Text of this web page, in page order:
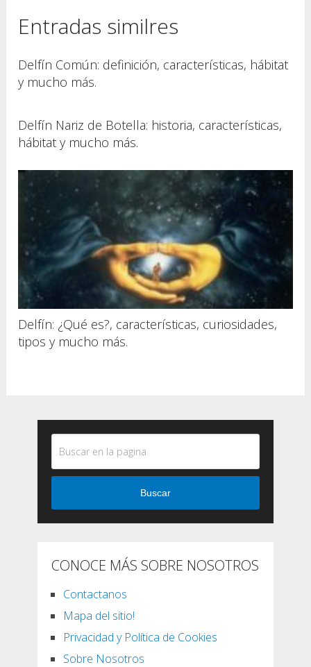
Entradas similres
Delfín Común: definición, características, hábitat
y mucho más.
Delfín Nariz de Botella: historia, características,
hábitat y mucho más.
Delfín: ¿Qué es?, características, curiosidades,
tipos y mucho más.
Buscar
CONOCE MÁS SOBRE NOSOTROS
Contactanos
Mapa del sitio!
Privacidad y Política de Cookies
Sobre Nosotros